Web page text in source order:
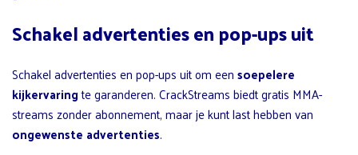
Schakel advertenties en pop-ups uit
Schakel advertenties en pop-ups uit om eensoepelere
kijkervaringte garanderen. CrackStreams biedt gratis MMA-
streams zonder abonnement, maar je kunt last hebben van
ongewenste advertenties.